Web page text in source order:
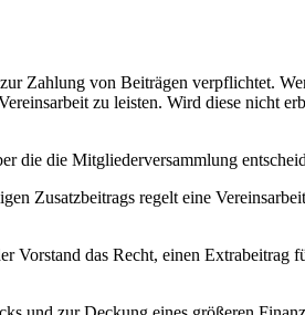
Zahlung von Beiträgen verpflichtet.
zu leisten. Wird diese nicht
die die Mitgliederversammlung
Zusatzbeitrags regelt eine
Vorstand das Recht, einen Extrabeitrag